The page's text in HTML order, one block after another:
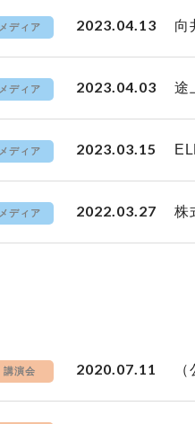
メディア 2023.04.13 向
メディア 2023.04.03 途
メディア 2023.03.15
メディア 2022.03.27 株
講演会 2020.07.11